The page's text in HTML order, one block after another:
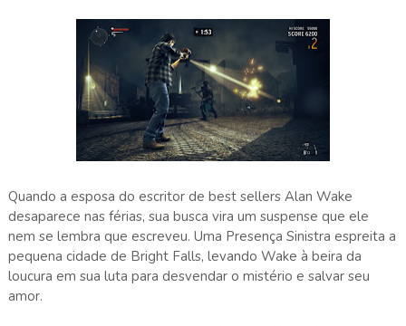
Quando a esposa do escritor de best sellers Alan Wake
desaparece nas férias, sua busca vira um suspense que ele
nem se lembra que escreveu. Uma Presença Sinistra espreita a
pequena cidade de Bright Falls, levando Wake à beira da
loucura em sua luta para desvendar o mistério e salvar seu
amor.